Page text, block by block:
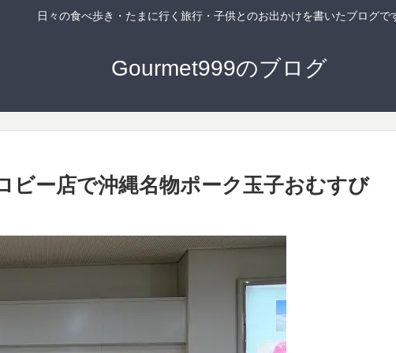
日々の食べ歩き・たまに行く旅行・子供とのお出かけを書いたブログで
Gourmet999のブログ
ビー店で沖縄名物ポーク玉子おむすび